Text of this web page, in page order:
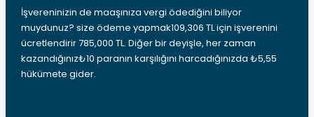
İşvereninizin de maaşınıza vergi ödediğini biliyor
muydunuz? size ödeme yapmak109,306 TL için işverenini
ücretlendirir 785,000 TL. Diğer bir deyişle, her zaman
kazandığınız₺10 paranın karşılığını harcadığınızda ₺5,55
hükümete gider.